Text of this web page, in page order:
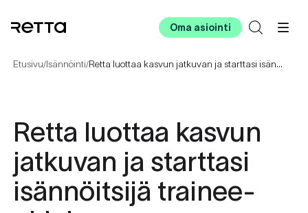
Oma asiointi
Etusivu/Isännöinti/ Retta luottaa kasvun jatkuvan ja starttasi isännöitsijä trainee-ohjelman
Retta luottaa kasvun
jatkuvan ja starttasi
isännöitsijä trainee-